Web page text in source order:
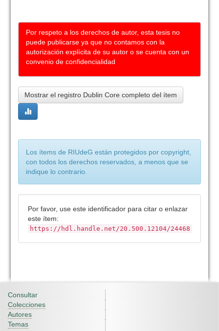
Por respeto a los derechos de autor, esta tesis no
puede publicarse ya que no contamos con la
autorización explícita de su autor o se cuenta con un
convenio de confidencialidad
Mostrar el registro Dublin Core completo del ítem
Los ítems de RIUdeG están protegidos por copyright,
con todos los derechos reservados, a menos que se
indique lo contrario.
Por favor, use este identificador para citar o enlazar
este ítem:
https://hdl.handle.net/20.500.12104/24468
Consultar
Colecciones
Autores
Temas